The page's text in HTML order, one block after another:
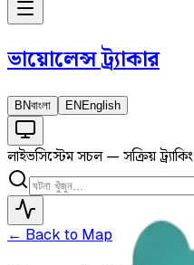
ভায়োলেন্সট্র্যাকার
BNবাংলা EN English
লাইভসিস্টেম সচল — সক্রিয় ট্র্যাকিং
← Back to Map